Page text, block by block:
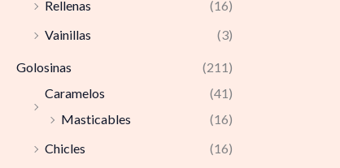
Rellenas
(16)
Vainillas
(3)
Golosinas
(211)
Caramelos
(41)
Masticables
(16)
Chicles
(16)